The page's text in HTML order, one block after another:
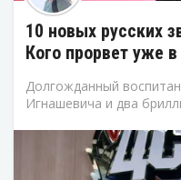
10 новых русских
Кого прорвет уже
Долгожданный
Игнашевича и два